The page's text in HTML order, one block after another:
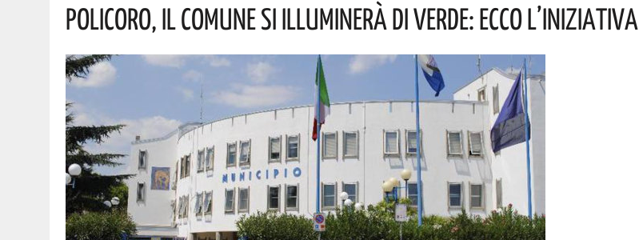
BASILICATA: CLEMENTINO PRONTO A PORTARE SUL PALCO L’ENERGIA DI “GRANDE ANIMA”. IL CONCERTO AD INGRESSO GRATUITO
8 AGOSTO 2026 | NOMINA AGENZIA SPAZIALE: COSPITO, ORIGINARIO DI POLICORO, È IL NUOVO COMMISSARIO. LE PAROLE DI BARDI
8 AGOSTO 2026 BASILICATA: GRAVISSIMA AGGRESSIONE IN QUESTO CARCERE! LA DENUNCIA
Policoro, Il Comune Si Illuminerà Di Verde: Ecco L’iniziativa